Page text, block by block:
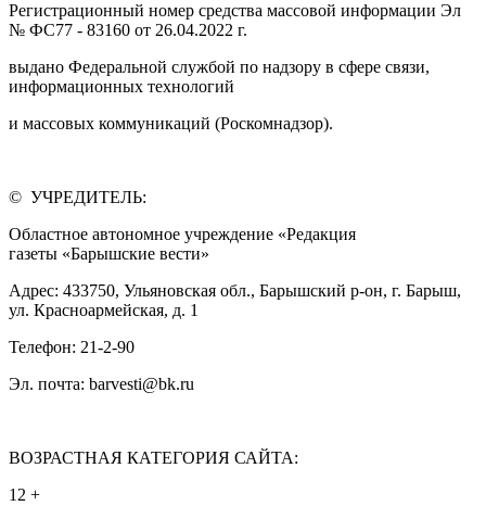
Регистрационный номер средства массовой информации Эл
№ ФС77 - 83160 от 26.04.2022 г.
выдано Федеральной службой по надзору в сфере связи,
информационных технологий
и массовых коммуникаций (Роскомнадзор).
© УЧРЕДИТЕЛЬ:
Областное автономное учреждение «Редакция
газеты «Барышские вести»
Адрес: 433750, Ульяновская обл., Барышский р-он, г. Барыш,
ул. Красноармейская, д. 1
Телефон: 21-2-90
Эл. почта: barvesti@bk.ru
ВОЗРАСТНАЯ КАТЕГОРИЯ САЙТА:
12 +